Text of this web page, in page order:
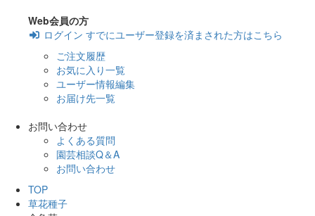
Web会員の方
ログイン すでにユーザー登録を済まされた方はこちら
ご注文履歴
お気に入り一覧
ユーザー情報編集
お届け先一覧
お問い合わせ
よくある質問
園芸相談Q＆A
お問い合わせ
TOP
草花種子